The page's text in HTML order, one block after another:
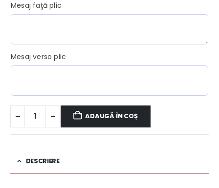
Mesaj faţă plic
Mesaj verso plic
ADAUGĂ ÎN COȘ
DESCRIERE